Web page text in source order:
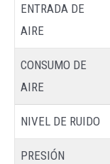
ENTRADA DE
AIRE
CONSUMO DE
AIRE
NIVEL DE RUIDO
PRESIÓN